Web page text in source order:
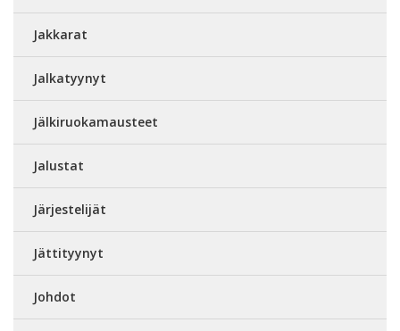
Jakkarat
Jalkatyynyt
Jälkiruokamausteet
Jalustat
Järjestelijät
Jättityynyt
Johdot